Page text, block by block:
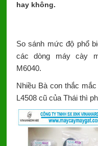
hay không.
So sánh mức độ phổ
các dòng máy cày
M6040.
Nhiều Bà con thắc
L4508 cũ của Thái thì